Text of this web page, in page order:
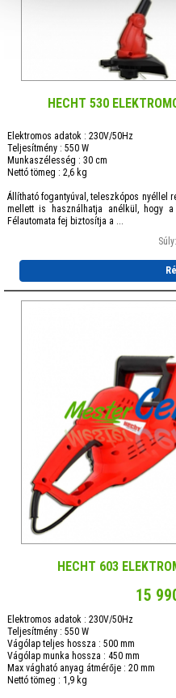
HECHT 530
Elektromos adatok : 230V/50Hz
Teljesítmény : 550 W
Munkaszélesség : 30 cm
Nettó tömeg : 2,6 kg
Állítható fogantyúval, teleszkópos nyéllel
mellett is használhatja anélkül, hogy
Félautomata fej biztosítja a ...
HECHT 603
15
Elektromos adatok : 230V/50Hz
Teljesítmény : 550 W
Vágólap teljes hossza : 500 mm
Vágólap munka hossza : 450 mm
Max vágható anyag átmérője : 20 mm
Nettó tömeg : 1,9 kg